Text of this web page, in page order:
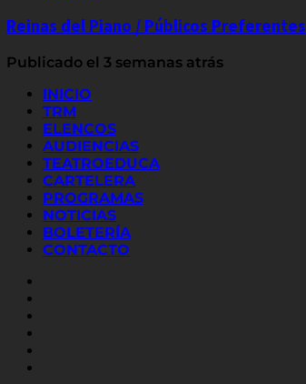
Reinas del Piano / Públicos Preferentes
Publicado el 3 semanas atrás
INICIO
TRM
ELENCOS
AUDIENCIAS
TEATROEDUCA
CARTELERA
PROGRAMAS
NOTICIAS
BOLETERÍA
CONTACTO